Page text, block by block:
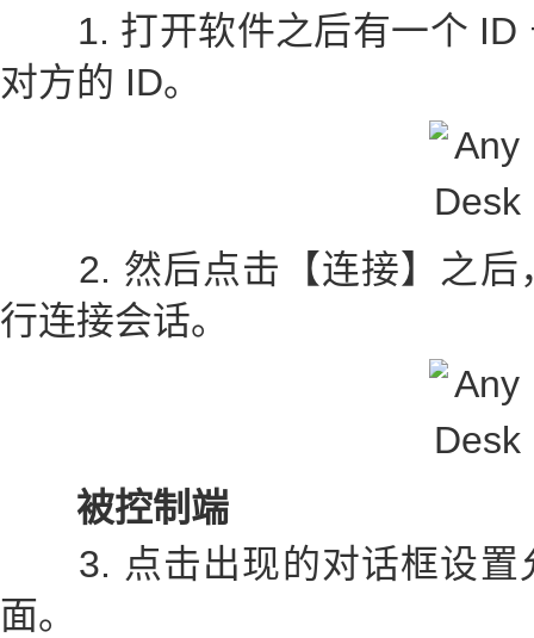
1. 打开软件之后有一个 ID
对方的 ID。
2. 然后点击【连接】之后
行连接会话。
被控制端
3. 点击出现的对话框设置
面。